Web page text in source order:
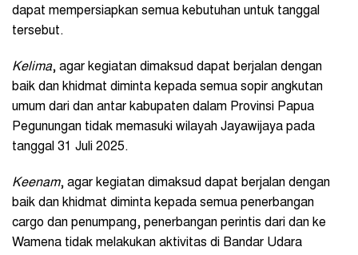
dapat mempersiapkan semua kebutuhan untuk tanggal
tersebut.
Kelima, agar kegiatan dimaksud dapat berjalan dengan
baik dan khidmat diminta kepada semua sopir angkutan
umum dari dan antar kabupaten dalam Provinsi Papua
Pegunungan tidak memasuki wilayah Jayawijaya pada
tanggal 31 Juli 2025.
Keenam, agar kegiatan dimaksud dapat berjalan dengan
baik dan khidmat diminta kepada semua penerbangan
cargo dan penumpang, penerbangan perintis dari dan ke
Wamena tidak melakukan aktivitas di Bandar Udara